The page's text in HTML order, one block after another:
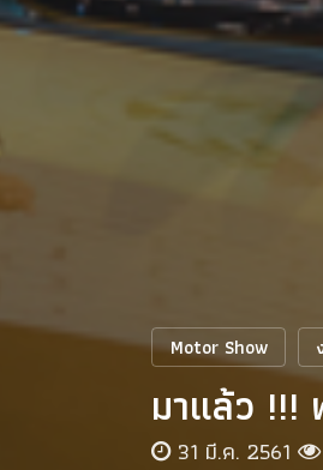
Motor Show
มาแล้ว !!!
31 มี.ค. 2561